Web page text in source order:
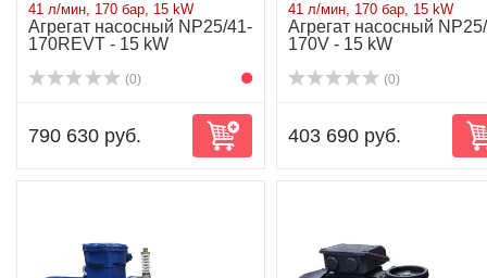
41 л/мин, 170 бар, 15 kW
Агрегат насосный NP25/41-
170REVT - 15 kW
(0)
790 630 руб.
41 л/мин, 170 бар, 15 kW
Агрегат насосный
170V - 15 kW
(0)
403 690 руб.